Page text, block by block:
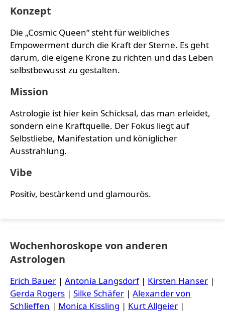
Konzept
Die „Cosmic Queen“ steht für weibliches
Empowerment durch die Kraft der Sterne. Es geht
darum, die eigene Krone zu richten und das Leben
selbstbewusst zu gestalten.
Mission
Astrologie ist hier kein Schicksal, das man erleidet,
sondern eine Kraftquelle. Der Fokus liegt auf
Selbstliebe, Manifestation und königlicher
Ausstrahlung.
Vibe
Positiv, bestärkend und glamourös.
Wochenhoroskope von anderen
Astrologen
Erich Bauer | Antonia Langsdorf| Kirsten Hanser |
Gerda Rogers | Silke Schäfer | Alexander von
Schlieffen | Monica Kissling | Kurt Allgeier |